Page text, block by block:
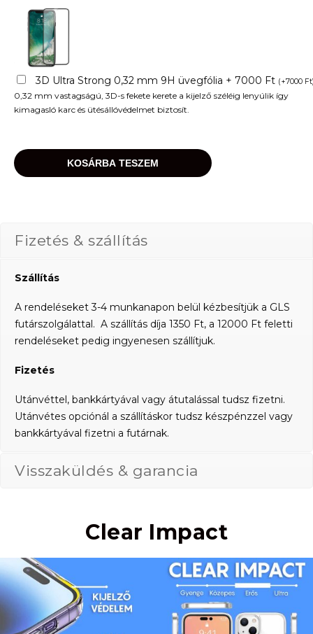
3D Ultra Strong 0,32 mm 9H üvegfólia + 7000 Ft (+7000 Ft
0,32 mm vastagságú, 3D-s fekete kerete a kijelző széléig lenyúlik így
kimagasló karc és ütésállóvédelmet biztosít.
KOSÁRBA TESZEM
Fizetés & szállítás
Szállítás
A rendeléseket 3-4 munkanapon belül kézbesítjük a GLS
futárszolgálattal. A szállítás díja 1350 Ft, a 12000 Ft feletti
rendeléseket pedig ingyenesen szállítjuk.
Fizetés
Utánvéttel, bankkártyával vagy átutalással tudsz fizetni.
Utánvétes opciónál a szállításkor tudsz készpénzzel vagy
bankkártyával fizetni a futárnak.
Visszaküldés & garancia
Clear Impact